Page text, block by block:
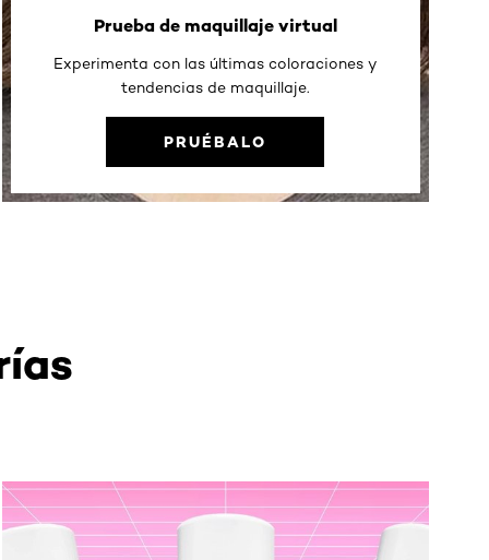
Prueba de maquillaje virtual
Experimenta con las últimas coloraciones y
tendencias de maquillaje.
PRUÉBALO